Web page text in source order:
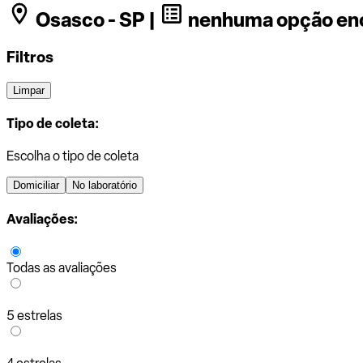
Osasco - SP |
nenhuma opção
Filtros
Limpar
Tipo de coleta:
Escolha o tipo de coleta
Domiciliar No laboratório
Avaliações:
Todas as avaliações
5 estrelas